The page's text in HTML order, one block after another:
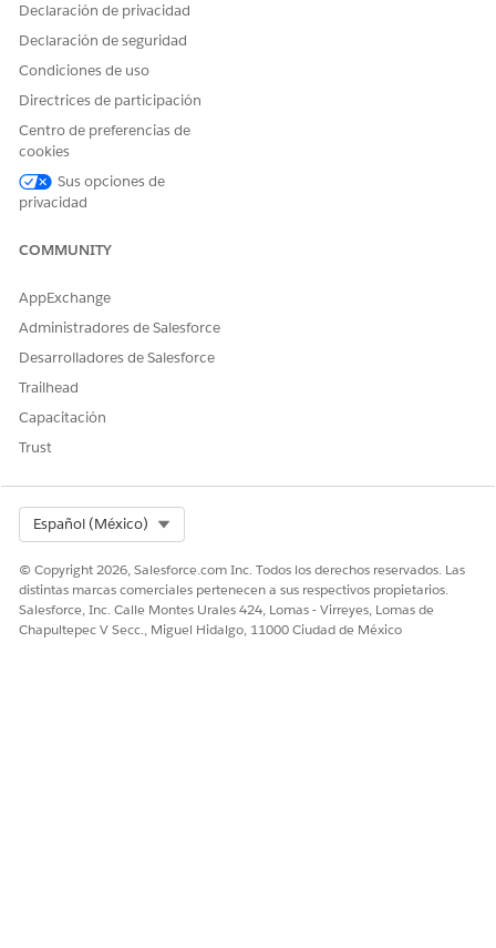
contenido
Vincule un atributo de componente a un atributo de
material de contenido, lo que permite que el componente
muestre dinámicamente los datos del material de
contenido. Si posteriormente actualiza el material de
contenido, los cambios aparecen automáticamente en
todos los componentes que lo utilizan.
¡Háganos saber cómo podemos mejorar!
Sí
Declaración de privacidad
Declaración de seguridad
Condiciones de uso
Directrices de participación
Centro de preferencias de
cookies
Sus opciones de
privacidad
COMMUNITY
AppExchange
Administradores de Salesforce
Desarrolladores de Salesforce
Trailhead
Capacitación
Trust
Español (México)
© Copyright 2026, Salesforce.com Inc. Todos los derechos reservados. Las
distintas marcas comerciales pertenecen a sus respectivos propietarios.
Salesforce, Inc. Calle Montes Urales 424, Lomas - Virreyes, Lomas de
Chapultepec V Secc., Miguel Hidalgo, 11000 Ciudad de México